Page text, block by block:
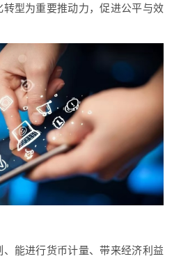
型为重要推动力，促进公平与效
能进行货币计量、带来经济利益